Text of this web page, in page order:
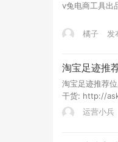
v兔电商工具
橘子 发
淘宝足迹推
淘宝足迹推荐
干货: http://
运营小兵